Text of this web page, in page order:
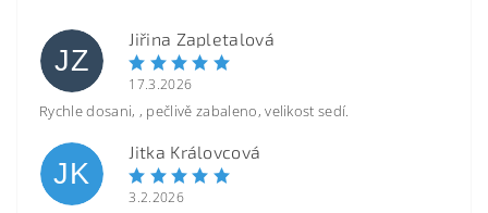
JZ
Jiřina Zapletalová
17.3.2026
Rychle dosani, , pečlivě zabaleno, velikost sedí.
JK
Jitka Královcová
3.2.2026